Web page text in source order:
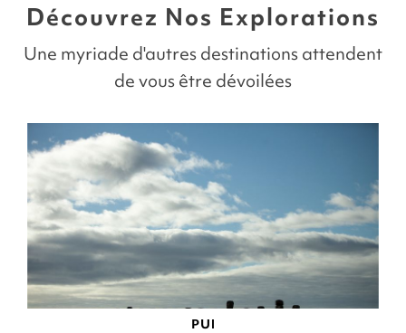
Découvrez Nos Explorations
Une myriade d'autres destinations attendent
de vous être dévoilées
PUI